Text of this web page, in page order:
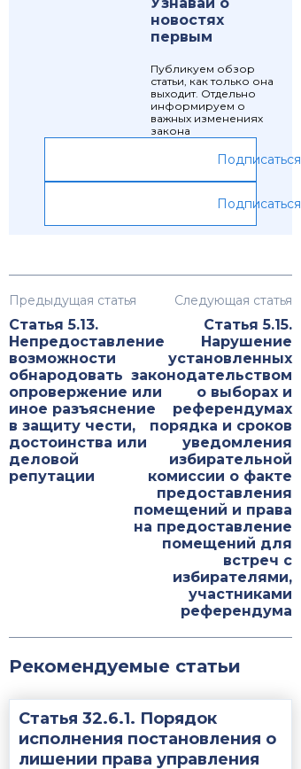
новостях
первым
Публикуем обзор
статьи, как только она
выходит. Отдельно
информируем о
важных изменениях
закона
Подписаться
Подписаться
Предыдущая статья
Статья 5.13.
Непредоставление
возможности
обнародовать
опровержение или
иное разъяснение
в защиту чести,
достоинства или
деловой
репутации
Следующая статья
Статья 5.15.
Нарушение
установленных
законодательством
о выборах и
референдумах
порядка и сроков
уведомления
избирательной
комиссии о факте
предоставления
помещений и права
на предоставление
помещений для
встреч с
избирателями,
участниками
референдума
Рекомендуемые статьи
Статья 32.6.1. Порядок
исполнения постановления о
лишении права управления